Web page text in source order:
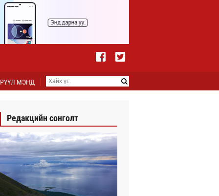
МЭНД
Редакцийн сонголт